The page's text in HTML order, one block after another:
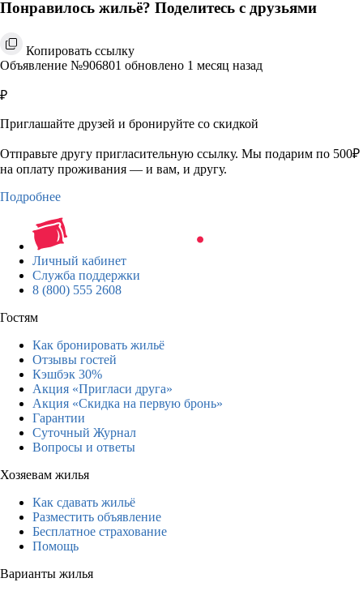
Понравилось жильё? Поделитесь с друзьями
Копировать ссылку
Объявление №906801 обновлено 1 месяц назад
₽
Приглашайте друзей и бронируйте со скидкой
Отправьте другу пригласительную ссылку. Мы подарим по 500₽
на оплату проживания — и вам, и другу.
Подробнее
Личный кабинет
Служба поддержки
8 (800) 555 2608
Гостям
Как бронировать жильё
Отзывы гостей
Кэшбэк 30%
Акция «Пригласи друга»
Акция «Скидка на первую бронь»
Гарантии
Суточный Журнал
Вопросы и ответы
Хозяевам жилья
Как сдавать жильё
Разместить объявление
Бесплатное страхование
Помощь
Варианты жилья